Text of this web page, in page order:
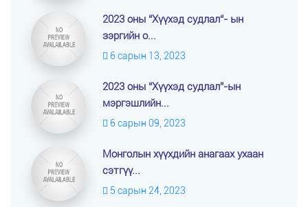
2023 оны “Хүүхэд судлал“- ын
зэргийн о...
6 сарын 13, 2023
2023 оны “Хүүхэд судлал”-ын
мэргэшлийн...
6 сарын 09, 2023
Монголын хүүхдийн анагаах ухаан
сэтгүү...
5 сарын 24, 2023